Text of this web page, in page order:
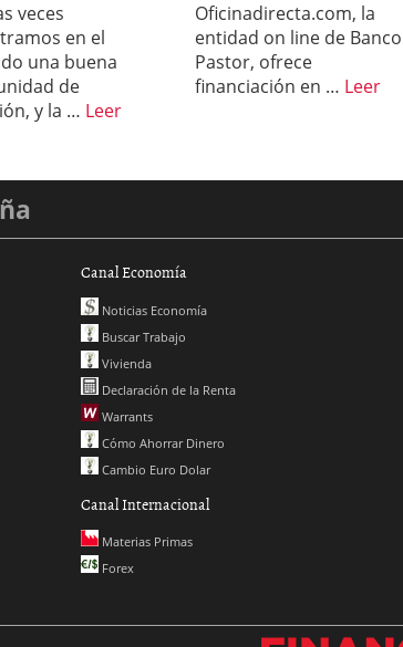
veces
en el
una buena
de
y la … Leer
Oficinadirecta.com, la
entidad on line de Banco
Pastor, ofrece
financiación en … Leer
Canal Economía
Noticias Economía
Buscar Trabajo
Vivienda
Declaración de la Renta
Warrants
Cómo Ahorrar Dinero
Cambio Euro Dolar
Canal Internacional
Materias Primas
Forex